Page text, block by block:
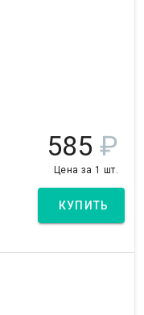
585 ₽
Цена за 1 шт.
КУПИТЬ